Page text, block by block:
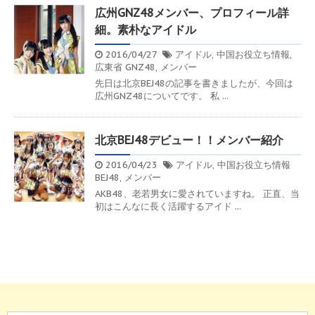
広州GNZ48メンバー、プロフィール詳
細。素朴なアイドル
2016/04/27 アイドル, 中国お役立ち情報,
広東省 GNZ48, メンバー
先日は北京BEJ48の記事を書きましたが、今回は
広州GNZ48についてです。 私 ...
北京BEJ48デビュー！！メンバー紹介
2016/04/23 アイドル, 中国お役立ち情報
BEJ48, メンバー
AKB48、老若男女に愛されていますね。 正直、当
初はこんなに長く活躍するアイド ...